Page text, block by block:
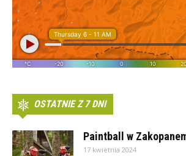
OSTATNIE Z 7 DNI
Paintball w
17 kwietnia 2024